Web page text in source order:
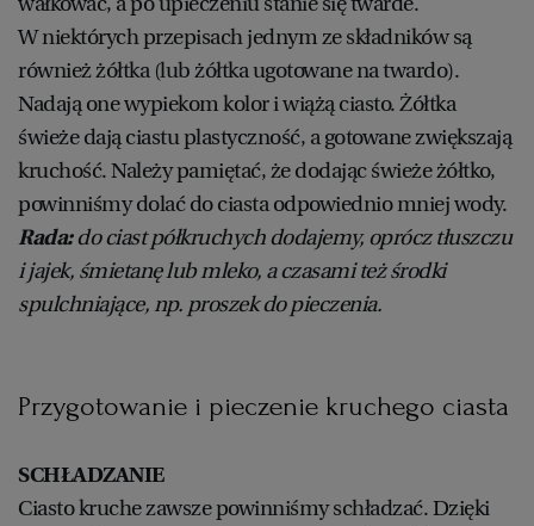
W niektórych przepisach jednym ze składników są
również żółtka (lub żółtka ugotowane na twardo).
Nadają one wypiekom kolor i wiążą ciasto. Żółtka
świeże dają ciastu plastyczność, a gotowane zwiększają
kruchość. Należy pamiętać, że dodając świeże żółtko,
powinniśmy dolać do ciasta odpowiednio mniej wody.
Rada:do ciast półkruchych dodajemy, oprócz tłuszczu
i jajek, śmietanę lub mleko, a czasami też środki
spulchniające, np. proszek do pieczenia.
Przygotowanie i pieczenie kruchego ciasta
SCHŁADZANIE
Ciasto kruche zawsze powinniśmy schładzać. Dzięki